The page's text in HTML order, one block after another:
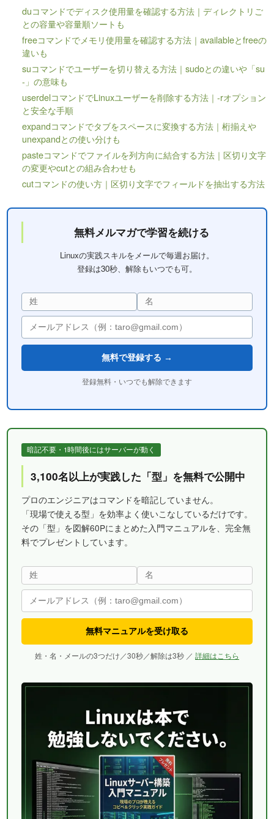
duコマンドでディスク使用量を確認する方法｜ディレクトリご
との容量や容量順ソートも
freeコマンドでメモリ使用量を確認する方法｜availableとfreeの
違いも
suコマンドでユーザーを切り替える方法｜sudoとの違いや「su
-」の意味も
userdelコマンドでLinuxユーザーを削除する方法｜-rオプション
と安全な手順
expandコマンドでタブをスペースに変換する方法｜桁揃えや
unexpandとの使い分けも
pasteコマンドでファイルを列方向に結合する方法｜区切り文字
の変更やcutとの組み合わせも
cutコマンドの使い方｜区切り文字でフィールドを抽出する方法
無料メルマガで学習を続ける
Linuxの実践スキルをメールで毎週お届け。
登録は30秒、解除もいつでも可。
無料で登録する →
登録無料・いつでも解除できます
暗記不要・1時間後にはサーバーが動く
3,100名以上が実践した「型」を無料で公開中
プロのエンジニアはコマンドを暗記していません。
「現場で使える型」を効率よく使いこなしているだけです。
その「型」を図解60Pにまとめた入門マニュアルを、完全無
料でプレゼントしています。
無料マニュアルを受け取る
姓・名・メールの3つだけ／30秒／解除は3秒 ／ 詳細はこちら